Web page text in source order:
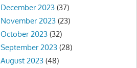
December 2023 (37)
November 2023 (23)
October 2023 (32)
September 2023 (28)
August 2023 (48)